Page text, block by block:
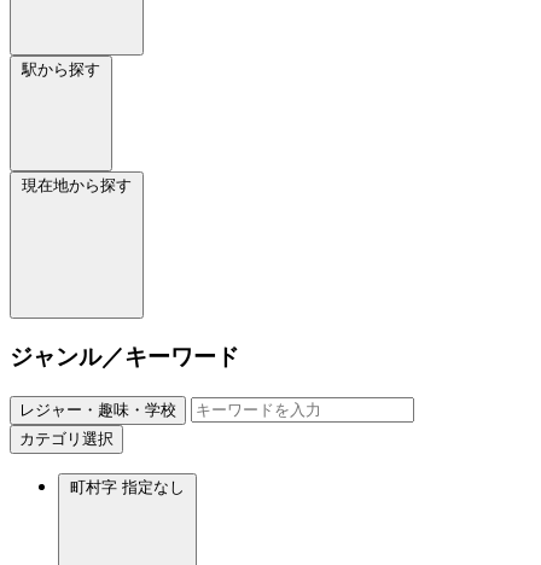
駅から探す
現在地から探す
ジャンル／キーワード
レジャー・趣味・学校
カテゴリ選択
町村字 指定なし